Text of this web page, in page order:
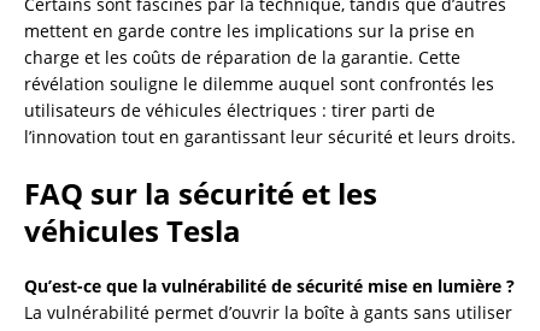
mettent en garde contre les implications sur la prise en
charge et les coûts de réparation de la garantie. Cette
révélation souligne le dilemme auquel sont confrontés les
utilisateurs de véhicules électriques : tirer parti de
l’innovation tout en garantissant leur sécurité et leurs droits.
FAQ sur la sécurité et les
véhicules Tesla
Qu’est-ce que la vulnérabilité de sécurité mise en lumière ?
La vulnérabilité permet d’ouvrir la boîte à gants sans utiliser